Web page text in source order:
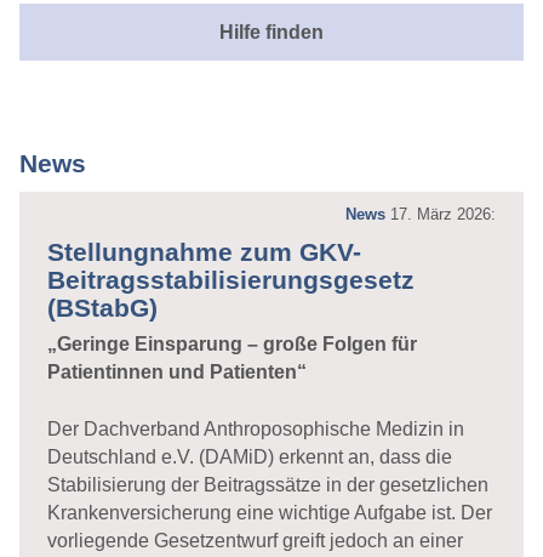
Hilfe finden
News
News 17. März 2026:
Stellungnahme zum GKV-
Beitragsstabilisierungsgesetz
(BStabG)
„Geringe Einsparung – große Folgen für
Patientinnen und Patienten“
Der Dachverband Anthroposophische Medizin in
Deutschland e.V. (DAMiD) erkennt an, dass die
Stabilisierung der Beitragssätze in der gesetzlichen
Krankenversicherung eine wichtige Aufgabe ist. Der
vorliegende Gesetzentwurf greift jedoch an einer